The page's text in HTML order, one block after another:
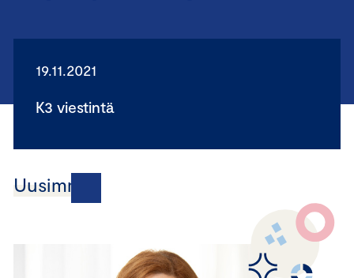
19.11.2021
K3 viestintä
Uusimmat